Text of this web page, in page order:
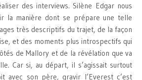
des interviews. Silène Edgar nous
la manière dont se prépare une telle
très descriptifs du trajet, de la façon
et des moments plus introspectifs qui
de Mallory et de la révélation que va
Car si, au départ, il s’agissait surtout
avec son père, gravir l’Everest c’est